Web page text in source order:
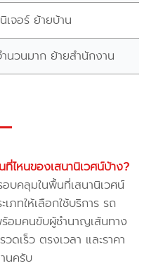
เจอร์ ย้ายบ้าน
นวนมาก ย้ายสำนักงาน
ที่ไหนของเสนานิเวศน์บ้าง?
อบคลุมในพื้นที่เสนานิเวศน์
ภทให้เลือกใช้บริการ รถ
อมคนขับผู้ชำนาญเส้นทาง
ดเร็ว ตรงเวลา และราคา
นครับ